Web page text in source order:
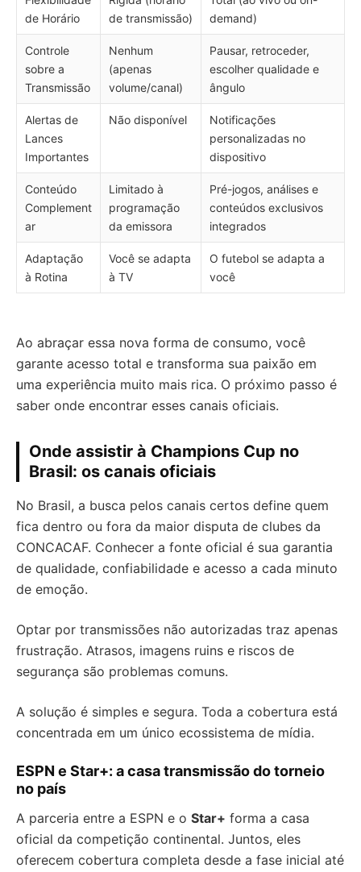
de Horário
de transmissão)
demand)
Controle
sobre a
Transmissão
Nenhum
(apenas
volume/canal)
Pausar, retroceder,
escolher qualidade e
ângulo
Alertas de
Lances
Importantes
Não disponível
Notificações
personalizadas no
dispositivo
Conteúdo
Complement
ar
Limitado à
programação
da emissora
Pré-jogos, análises e
conteúdos exclusivos
integrados
Adaptação
à Rotina
Você se adapta
à TV
O futebol se adapta a
você
Ao abraçar essa nova forma de consumo, você
garante acesso total e transforma sua paixão em
uma experiência muito mais rica. O próximo passo é
saber onde encontrar esses canais oficiais.
Onde assistir à Champions Cup no
Brasil: os canais oficiais
No Brasil, a busca pelos canais certos define quem
fica dentro ou fora da maior disputa de clubes da
CONCACAF. Conhecer a fonte oficial é sua garantia
de qualidade, confiabilidade e acesso a cada minuto
de emoção.
Optar por transmissões não autorizadas traz apenas
frustração. Atrasos, imagens ruins e riscos de
segurança são problemas comuns.
A solução é simples e segura. Toda a cobertura está
concentrada em um único ecossistema de mídia.
ESPN e Star+: a casa transmissão do torneio
no país
A parceria entre a ESPN e o Star+ forma a casa
oficial da competição continental. Juntos, eles
oferecem cobertura completa desde a fase inicial até